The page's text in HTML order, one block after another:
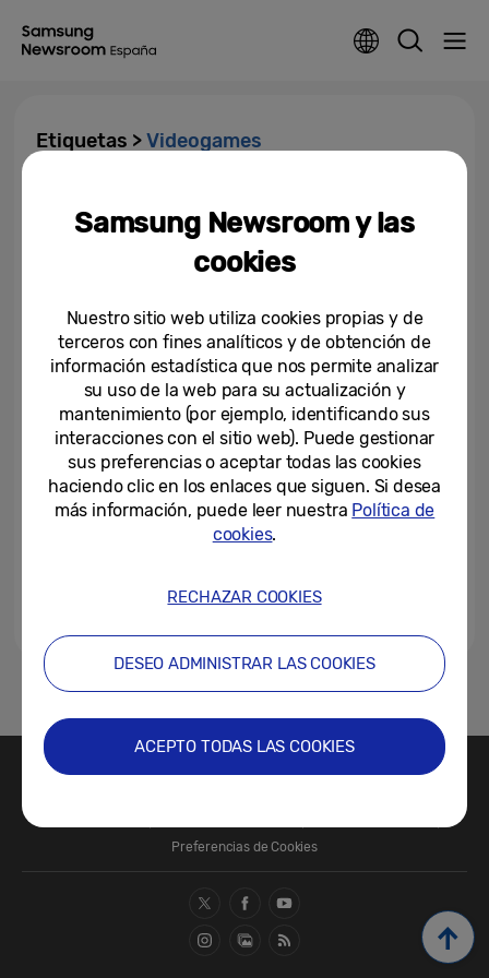
Etiquetas >Videogames
Galaxy Cup 2.0, un torneo
exclusivo para dispositivos...
1
Términos de Uso
Preferencias de Cookies
Samsung Newsroom y las
cookies
Nuestro sitio web utiliza cookies propias y de
terceros con fines analíticos y de obtención de
información estadística que nos permite analizar
su uso de la web para su actualización y
mantenimiento (por ejemplo, identificando sus
interacciones con el sitio web). Puede gestionar
sus preferencias o aceptar todas las cookies
haciendo clic en los enlaces que siguen. Si desea
más información, puede leer nuestra Política de
cookies.
RECHAZAR COOKIES
DESEO ADMINISTRAR LAS COOKIES
ACEPTO TODAS LAS COOKIES